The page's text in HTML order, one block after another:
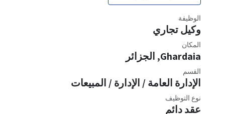
الوظيفة
وكيل تجاري
المكان
Ghardaia
, الجزائر
القسم
الإدارة العامة / الإدارة / المبيعات
نوع التوظيف
عقد دائم